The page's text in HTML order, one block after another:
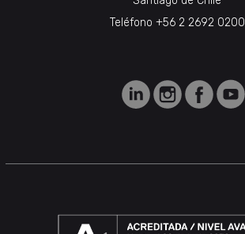
Teléfono +56 2 2692 0200